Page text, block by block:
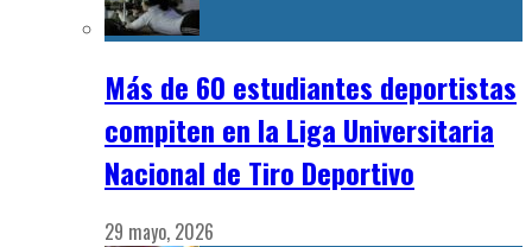
Más de 60 estudiantes deportistas
compiten en la Liga Universitaria
Nacional de Tiro Deportivo
29 mayo, 2026